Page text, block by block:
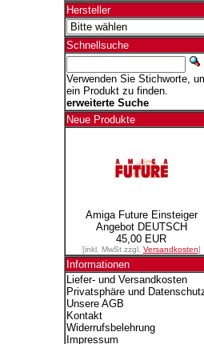
Hersteller
Schnellsuche
Verwenden Sie Stichworte,
ein Produkt zu finden.
erweiterte Suche
Neue Produkte
Amiga Future Einsteiger
Angebot DEUTSCH
45,00 EUR
[inkl. MwSt zzgl. Versandkosten]
Informationen
Liefer- und Versandkosten
Privatsphäre und
Unsere AGB
Kontakt
Widerrufsbelehrung
Impressum